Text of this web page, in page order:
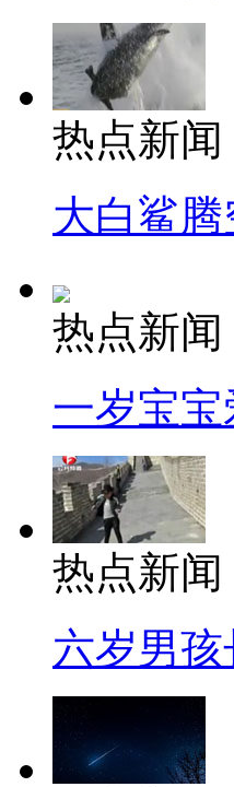
热点新闻
大白鲨
热点新闻
一岁宝
热点新闻
六岁男